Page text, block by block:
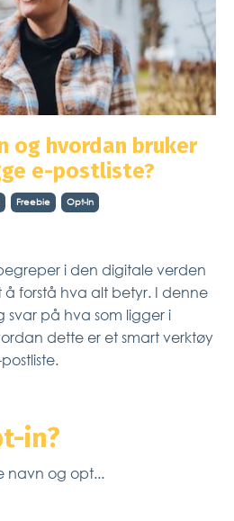
og hvordan bruker
e-postliste?
Freebie Opt-In
i den digitale verden
å forstå hva alt betyr. I denne
svar på hva som ligger i
dette er et smart verktøy
in?
navn og opt...